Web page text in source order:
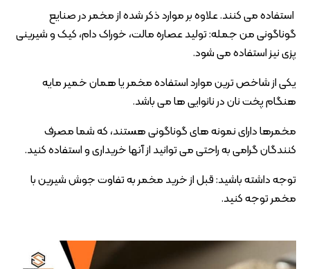
استفاده می کنند. علاوه بر موارد ذکر شده از مخمر در صنایع
گوناگونی من جمله: تولید عصاره مالت، خوراک دام، کیک و شیرینی
پزی نیز استفاده می شود.
یکی از شاخص ترین موارد استفاده مخمر یا همان خمیر مایه
هنگام پخت نان در نانوایی ها می باشد.
مخمرها دارای نمونه های گوناگونی هستند، که شما مصرف
کنندگان گرامی به راحتی می توانید از آنها خریداری و استفاده کنید.
توجه داشته باشید: قبل از خرید مخمر به تفاوت جوش شیرین با
مخمر توجه کنید.